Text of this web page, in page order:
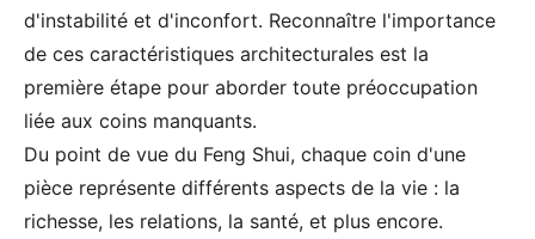
d'instabilité et d'inconfort. Reconnaître l'importance
de ces caractéristiques architecturales est la
première étape pour aborder toute préoccupation
liée aux coins manquants.
Du point de vue du Feng Shui, chaque coin d'une
pièce représente différents aspects de la vie : la
richesse, les relations, la santé, et plus encore.